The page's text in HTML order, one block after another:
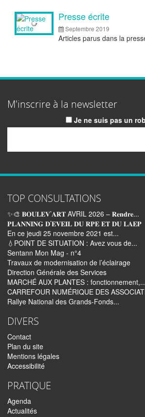
Presse écrite
Septembre 2019
Articles parus dans la
M'inscrire à la newsletter
Je ne suis pas un
TOP CONSULTATIONS
✨🎨 𝐁𝐎𝐔𝐋𝐄𝐕’𝐀𝐑𝐓 AVRIL 2026 – 𝐑𝐞𝐧𝐝𝐫𝐞...
𝐏𝐋𝐀𝐍𝐍𝐈𝐍𝐆 𝐃’𝐄𝐕𝐄𝐈𝐋 𝐃𝐔 𝐑𝐏𝐄 𝐄𝐓 𝐃𝐔 𝐋𝐀𝐄𝐏
En ce jeudi 25 novembre 2021 est...
💧POINT DE SITUATION : Avez vous de...
Sentann Mon Mag - n°4
Travaux de modernisation de l’éclairage
Direction Générale des Services
MARCHÉ AUX PLANTES : fonctionnement,...
CARREFOUR NUMÉRIQUE DES
Rallye National des Grands-Fonds...
DIVERS
Contact
Plan du site
Mentions légales
Accessibilité
PRATIQUE
Agenda
Actualités